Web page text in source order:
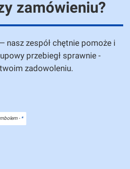
zamówieniu?
nasz zespół chętnie pomoże i
przebiegł sprawnie -
zadowoleniu.
-*